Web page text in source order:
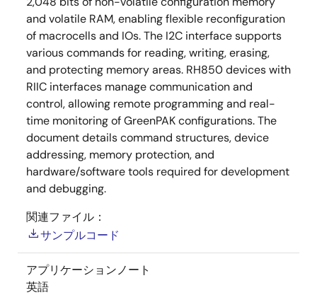
and volatile RAM, enabling flexible reconfiguration
of macrocells and IOs. The I2C interface supports
various commands for reading, writing, erasing,
and protecting memory areas. RH850 devices with
RIIC interfaces manage communication and
control, allowing remote programming and real-
time monitoring of GreenPAK configurations. The
document details command structures, device
addressing, memory protection, and
hardware/software tools required for development
and debugging.
関連ファイル：
サンプルコード
アプリケーションノート
英語